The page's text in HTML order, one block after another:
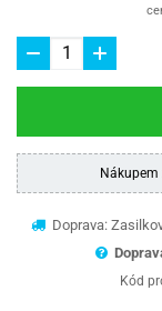
Nákupem
Doprava:
Kód